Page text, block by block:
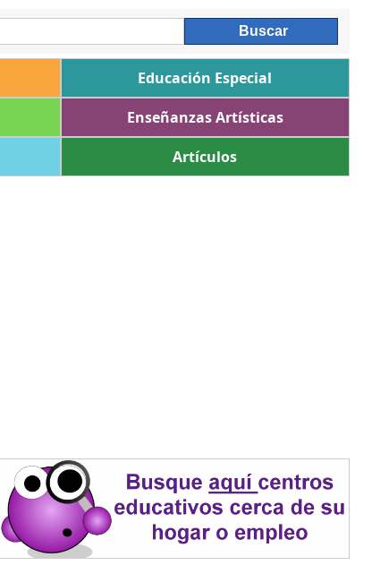
Educación Especial
Enseñanzas Artísticas
Artículos